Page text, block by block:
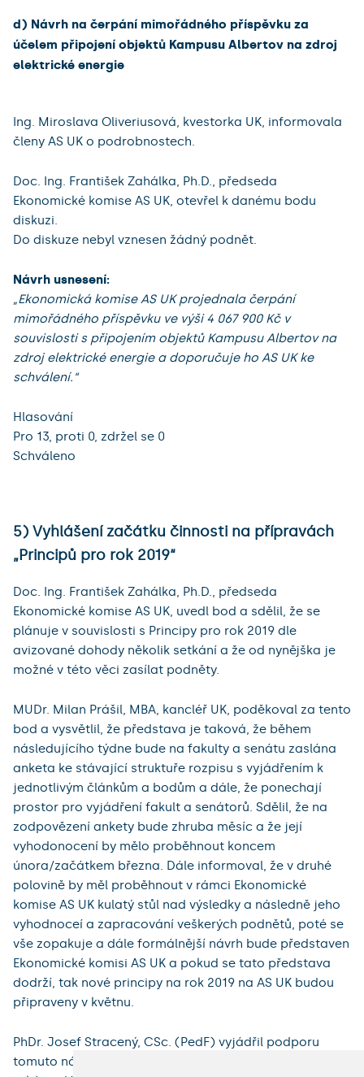
d) Návrh na čerpání mimořádného příspěvku za
účelem připojení objektů Kampusu Albertov na zdroj
elektrické energie
Ing. Miroslava Oliveriusová, kvestorka UK, informovala
členy AS UK o podrobnostech.
Doc. Ing. František Zahálka, Ph.D., předseda
Ekonomické komise AS UK, otevřel k danému bodu
diskuzi.
Do diskuze nebyl vznesen žádný podnět.
Návrh usnesení:
„Ekonomická komise AS UK projednala čerpání
mimořádného příspěvku ve výši 4 067 900 Kč v
souvislosti s připojením objektů Kampusu Albertov na
zdroj elektrické energie a doporučuje ho AS UK ke
schválení.“
Hlasování
Pro 13, proti 0, zdržel se 0
Schváleno
5) Vyhlášení začátku činnosti na přípravách
„Principů pro rok 2019“
Doc. Ing. František Zahálka, Ph.D., předseda
Ekonomické komise AS UK, uvedl bod a sdělil, že se
plánuje v souvislosti s Principy pro rok 2019 dle
avizované dohody několik setkání a že od nynějška je
možné v této věci zasílat podněty.
MUDr. Milan Prášil, MBA, kancléř UK, poděkoval za tento
bod a vysvětlil, že představa je taková, že během
následujícího týdne bude na fakulty a senátu zaslána
anketa ke stávající struktuře rozpisu s vyjádřením k
jednotlivým článkům a bodům a dále, že ponechají
prostor pro vyjádření fakult a senátorů. Sdělil, že na
zodpovězení ankety bude zhruba měsíc a že její
vyhodonocení by mělo proběhnout koncem
února/začátkem března. Dále informoval, že v druhé
polovině by měl proběhnout v rámci Ekonomické
komise AS UK kulatý stůl nad výsledky a následně jeho
vyhodnoceí a zapracování veškerých podnětů, poté se
vše zopakuje a dále formálnější návrh bude představen
Ekonomické komisi AS UK a pokud se tato představa
dodrží, tak nové principy na rok 2019 na AS UK budou
připraveny v květnu.
PhDr. Josef Stracený, CSc. (PedF) vyjádřil podporu
tomuto návrhu a požádal, aby uvedená anketa byla